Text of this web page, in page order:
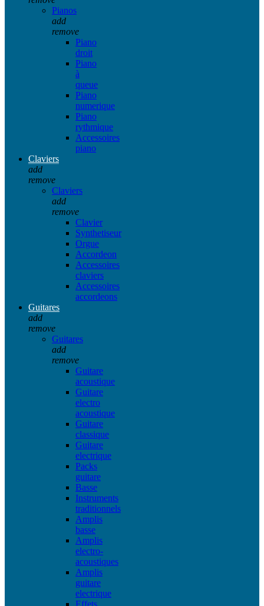
Pianos
add
remove
Piano
droit
Piano
à
queue
Piano
numerique
Piano
rythmique
Accessoires
piano
Claviers
add
remove
Claviers
add
remove
Clavier
Synthetiseur
Orgue
Accordeon
Accessoires
claviers
Accessoires
accordeons
Guitares
add
remove
Guitares
add
remove
Guitare
acoustique
Guitare
electro
acoustique
Guitare
classique
Guitare
electrique
Packs
guitare
Basse
Instruments
traditionnels
Amplis
basse
Amplis
electro-
acoustiques
Amplis
guitare
electrique
Effets